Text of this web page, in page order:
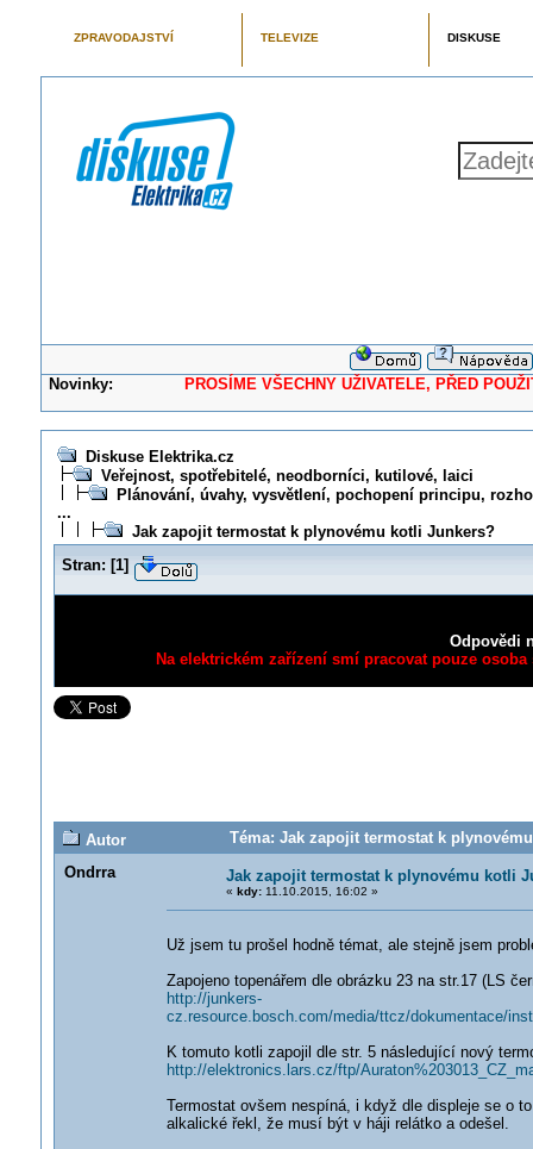
ZPRAVODAJSTVÍ TELEVIZE DISKUSE
Novinky: PROSÍME VŠECHNY UŽIVATELE, PŘED
Diskuse Elektrika.cz
Veřejnost, spotřebitelé, neodborníci, kutilové, laici
Plánování, úvahy, vysvětlení, pochopení principu,
...
Jak zapojit termostat k plynovému kotli Junkers?
Stran: [1]
Odpovědi
Na elektrickém zařízení smí pracovat pouze
Autor
Téma: Jak zapojit termostat k
Ondrra
Jak zapojit termostat k plynovému kotli
« kdy:11.10.2015, 16:02 »
Už jsem tu prošel hodně témat, ale stejně jsem
Zapojeno topenářem dle obrázku 23 na str.17 (LS
http://junkers-
cz.resource.bosch.com/media/ttcz/dokumentace/
K tomuto kotli zapojil dle str. 5 následující nový
http://elektronics.lars.cz/ftp/
Termostat ovšem nespíná, i když dle displeje se o
alkalické řekl, že musí být v háji relátko a odešel.